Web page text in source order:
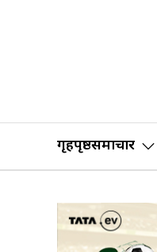
गृहपृष्ठसमाचार